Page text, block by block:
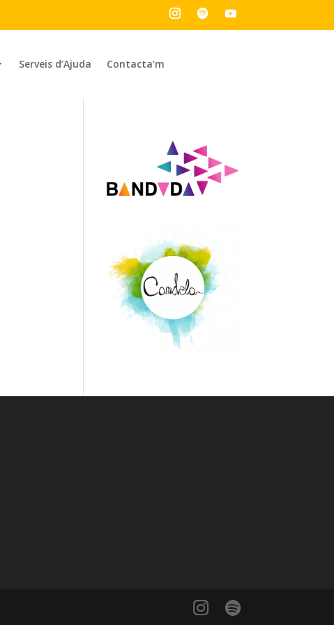
Serveis d’Ajuda Contacta’m